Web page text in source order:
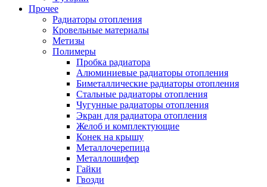
Прочее
Радиаторы отопления
Кровельные материалы
Метизы
Полимеры
Пробка радиатора
Алюминиевые радиаторы отопления
Биметаллические радиаторы отопления
Стальные радиаторы отопления
Чугунные радиаторы отопления
Экран для радиатора отопления
Желоб и комплектующие
Конек на крышу
Металлочерепица
Металлошифер
Гайки
Гвозди